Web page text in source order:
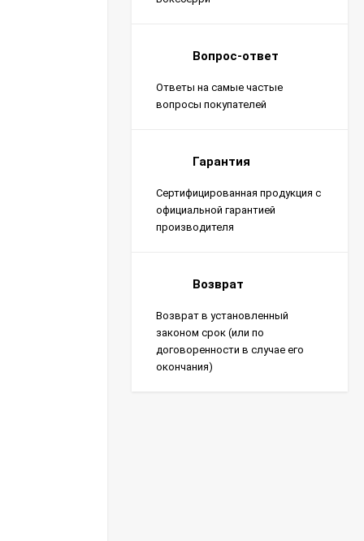
Вопрос-ответ
Ответы на самые частые
вопросы покупателей
Гарантия
Сертифицированная продукция с
официальной гарантией
производителя
Возврат
Возврат в установленный
законом срок (или по
договоренности в случае его
окончания)